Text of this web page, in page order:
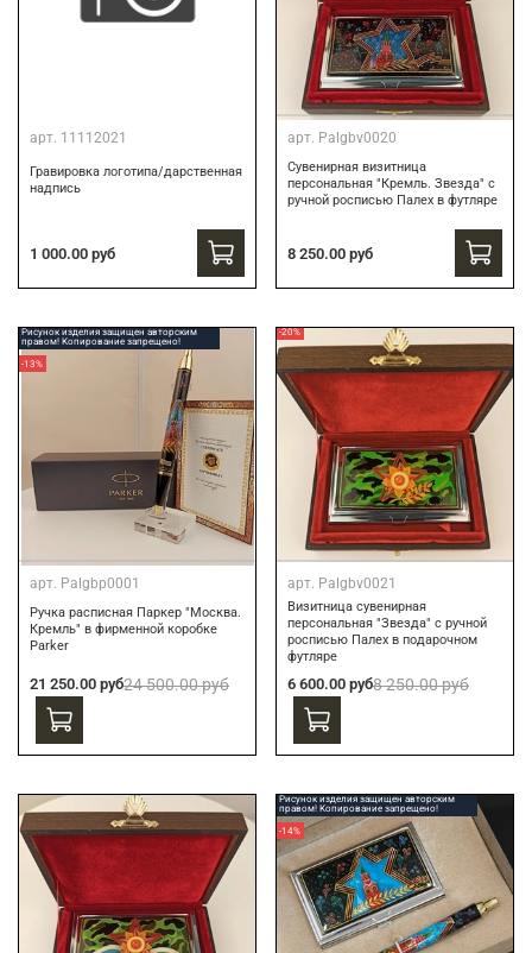
арт. 11112021
Гравировка логотипа/дарственная
надпись
1 000.00 руб
арт. Palgbv0020
Сувенирная визитница
персональная "Кремль. Звезда" с
ручной росписью Палех в футляре
8 250.00 руб
Рисунок изделия защищен авторским
правом! Копирование запрещено!
-13%
арт. Palgbp0001
Ручка расписная Паркер "Москва.
Кремль" в фирменной коробке
Parker
21 250.00 руб24 500.00 руб
-20%
арт. Palgbv0021
Визитница сувенирная
персональная "Звезда" с ручной
росписью Палех в подарочном
футляре
6 600.00 руб8 250.00 руб
Рисунок изделия защищен авторским
правом! Копирование запрещено!
-14%